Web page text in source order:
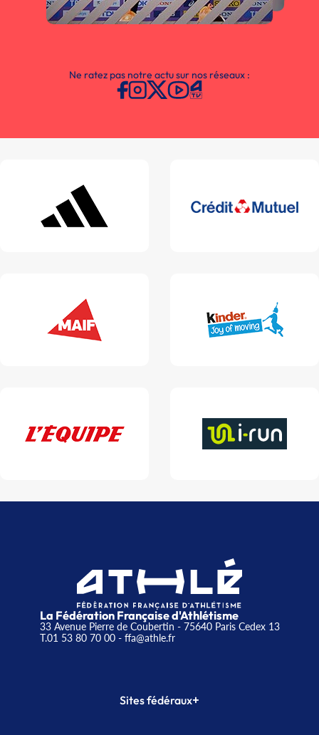
Ne ratez pas notre actu sur nos réseaux :
La Fédération Française d'Athlétisme
33 Avenue Pierre de Coubertin - 75640 Paris Cedex 13
T.01 53 80 70 00- ffa@athle.fr
Sites fédéraux+